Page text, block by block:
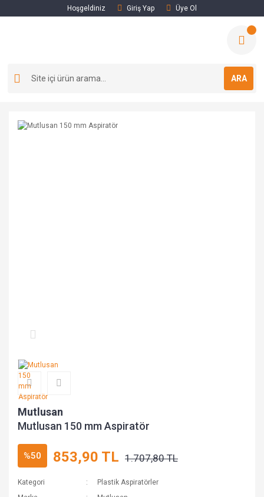
Hoşgeldiniz Giriş Yap Üye Ol
ARA
Mutlusan
Mutlusan 150 mm Aspiratör
%50 853,90 TL 1.707,80 TL
Kategori
Plastik Aspiratörler